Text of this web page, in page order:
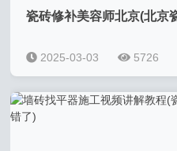
瓷砖修补美容师北京(北京
2025-03-03 5726